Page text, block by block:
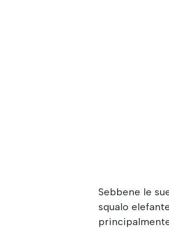
Sebbene le
squalo